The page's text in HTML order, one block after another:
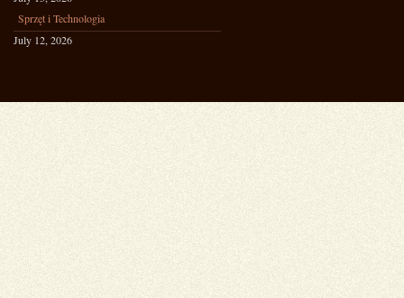
Sprzęt i Technologia
July 12, 2026